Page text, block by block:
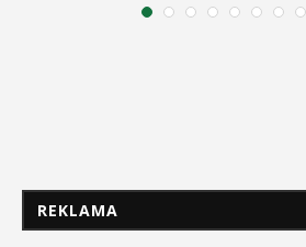
REKLAMA